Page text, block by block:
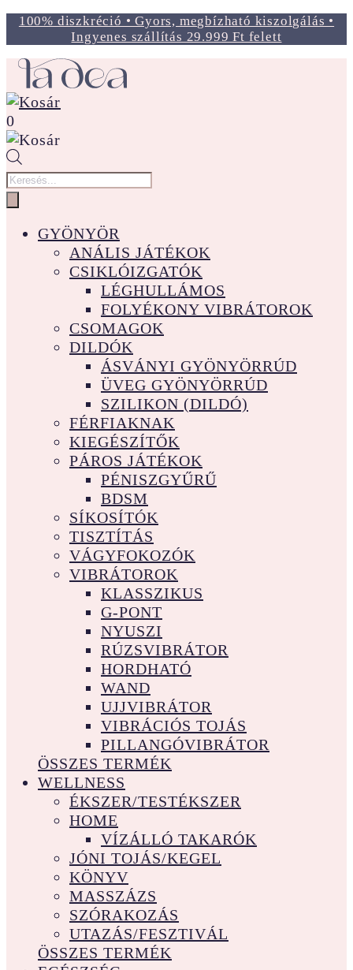
100% diszkréció • Gyors, megbízható kiszolgálás •
Ingyenes szállítás 29.999 Ft felett
0
Products
search
GYÖNYÖR
ANÁLIS JÁTÉKOK
CSIKLÓIZGATÓK
LÉGHULLÁMOS
FOLYÉKONY VIBRÁTOROK
CSOMAGOK
DILDÓK
ÁSVÁNYI GYÖNYÖRRÚD
ÜVEG GYÖNYÖRRÚD
SZILIKON (DILDÓ)
FÉRFIAKNAK
KIEGÉSZÍTŐK
PÁROS JÁTÉKOK
PÉNISZGYŰRŰ
BDSM
SÍKOSÍTÓK
TISZTÍTÁS
VÁGYFOKOZÓK
VIBRÁTOROK
KLASSZIKUS
G-PONT
NYUSZI
RÚZSVIBRÁTOR
HORDHATÓ
WAND
UJJVIBRÁTOR
VIBRÁCIÓS TOJÁS
PILLANGÓVIBRÁTOR
ÖSSZES TERMÉK
WELLNESS
ÉKSZER/TESTÉKSZER
HOME
VÍZÁLLÓ TAKARÓK
JÓNI TOJÁS/KEGEL
KÖNYV
MASSZÁZS
SZÓRAKOZÁS
UTAZÁS/FESZTIVÁL
ÖSSZES TERMÉK